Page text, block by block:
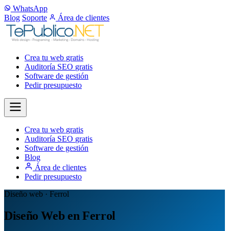
WhatsApp
Blog Soporte Área de clientes
Crea tu web gratis
Auditoría SEO gratis
Software de gestión
Pedir presupuesto
Crea tu web gratis
Auditoría SEO gratis
Software de gestión
Blog
Área de clientes
Pedir presupuesto
Diseño web · Ferrol
Diseño Web en Ferrol